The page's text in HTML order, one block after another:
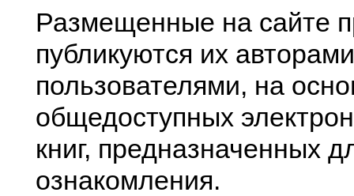
Размещенные на сайте
публикуются их
пользователями, на
общедоступных
книг, предназначенных
ознакомления.